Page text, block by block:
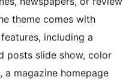
theme comes with
including a
posts slide show, color
a magazine homepage